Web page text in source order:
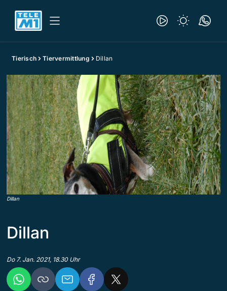
Tierisch Tiervermittlung Dillan
Dillan
Dillan
Do 7. Jan. 2021, 18.30 Uhr